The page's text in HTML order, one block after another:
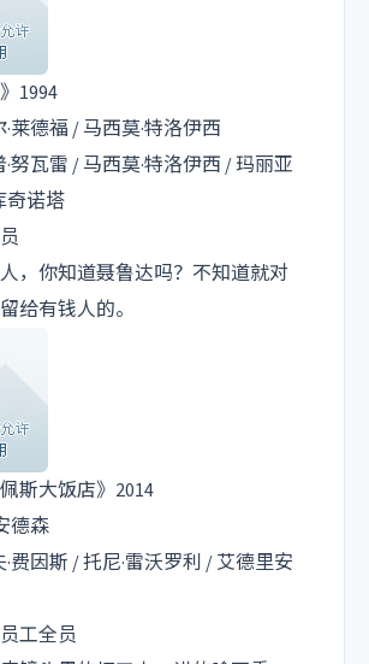
1994
莱德福 / 马西莫·特洛伊西
努瓦雷 / 马西莫·特洛伊西 / 玛丽亚
奇诺塔
，你知道聂鲁达吗？不知道就对
给有钱人的。
斯大饭店》2014
德森
费因斯 / 托尼·雷沃罗利 / 艾德里安
工全员